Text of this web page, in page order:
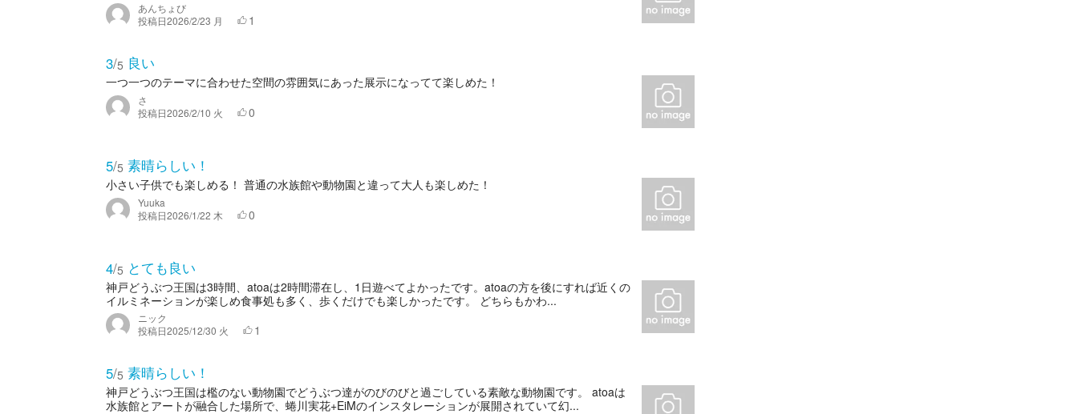
あんちょび
投稿日2026/2/23 月 1
3/5 良い
一つ一つのテーマに合わせた空間の雰囲気にあった展示になってて楽しめた！
さ
投稿日2026/2/10 火 0
5/5 素晴らしい！
小さい子供でも楽しめる！ 普通の水族館や動物園と違って大人も楽しめた！
Yuuka
投稿日2026/1/22 木 0
4/5 とても良い
神戸どうぶつ王国は3時間、atoaは2時間滞在し、1日遊べてよかったです。atoaの方を後にすれば近くの
イルミネーションが楽しめ食事処も多く、歩くだけでも楽しかったです。 どちらもかわ...
ニック
投稿日2025/12/30 火 1
5/5 素晴らしい！
神戸どうぶつ王国は檻のない動物園でどうぶつ達がのびのびと過ごしている素敵な動物園です。 atoaは
水族館とアートが融合した場所で、蜷川実花+EiMのインスタレーションが展開されていて幻...